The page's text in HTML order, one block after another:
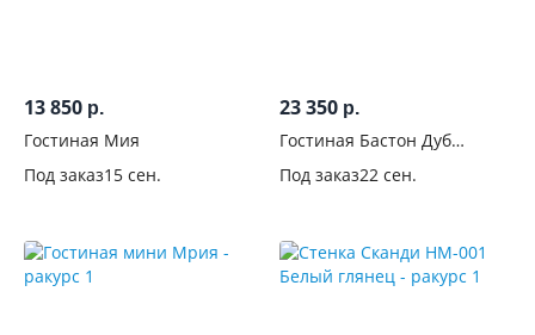
13 850 р.
Гостиная Мия
Под заказ15 сен.
23 350 р.
Гостиная Бастон Дуб
Под заказ22 сен.